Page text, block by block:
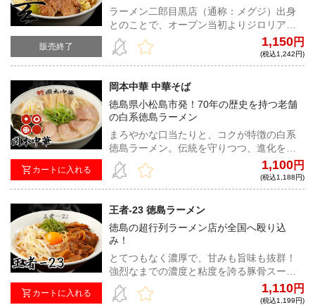
販売終了
ラーメン二郎目黒店（通称：メグジ）出身
とのことで、オープン当初よりジロリアン
の間で話題沸騰。瞬く間に有名店への仲間
入りを果たした非乳化の最高峰とも名高い
同店の渾身の一杯！
1,150円
(税込1,242円)
カートに入れる
岡本中華 中華そば
徳島県小松島市発！70年の歴史を持つ老舗
の白系徳島ラーメン
まろやかな口当たりと、コクが特徴の白系
徳島ラーメン。伝統を守りつつ、進化を遂
げる名店の味は、全国でまだ馴染みのない
白系徳島ラーメンを全国へ羽ばたかせる！
1,100円
(税込1,188円)
カートに入れる
王者-23 徳島ラーメン
徳島の超行列ラーメン店が全国へ殴り込
み！
とてつもなく濃厚で、甘みも旨味も抜群！
強烈なまでの濃度と粘度を誇る豚骨スープ
は、その中毒性が特徴で、生卵を加えるこ
とで、まろやかさが加わり、唯一無二のラ
1,110円
(税込1,199円)